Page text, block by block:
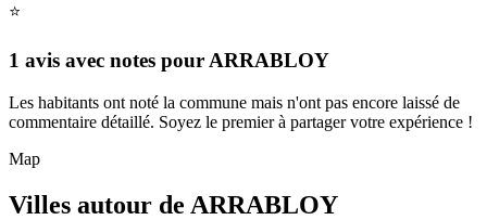
⭐
1 avis avec notes pour ARRABLOY
Les habitants ont noté la commune mais n'ont pas encore laissé de
commentaire détaillé. Soyez le premier à partager votre expérience !
Map
Villes autour de ARRABLOY